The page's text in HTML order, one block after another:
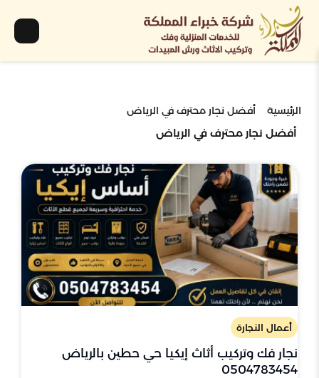
الرئيسية أفضل نجار محترف في الرياض
أفضل نجار محترف في الرياض
أعمال النجارة
نجار فك وتركيب أثاث إيكيا حي حطين بالرياض
0504783454